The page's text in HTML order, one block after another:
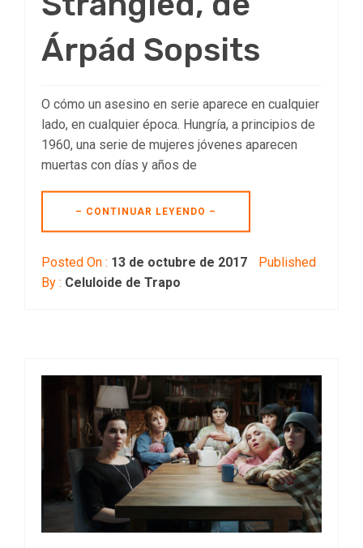
Árpád Sopsits
O cómo un asesino en serie aparece en cualquier
lado, en cualquier época. Hungría, a principios de
1960, una serie de mujeres jóvenes aparecen
muertas con días y años de
– CONTINUAR LEYENDO –
Posted On : 13 de octubre de 2017
Published
By : Celuloide de Trapo